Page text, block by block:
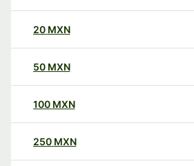
20 MXN
50 MXN
100 MXN
250 MXN